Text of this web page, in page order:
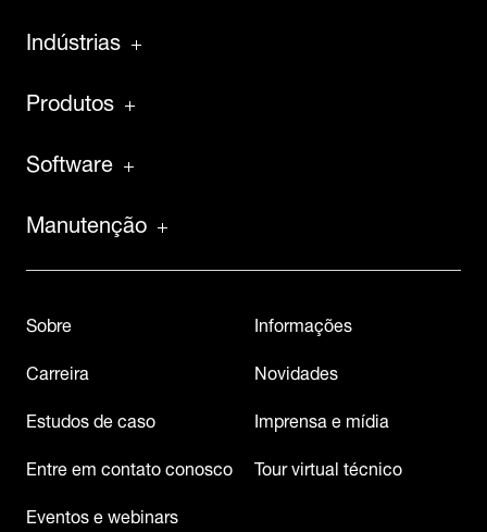
Indústrias
Produtos
Software
Manutenção
Sobre
Carreira
Estudos de caso
Entre em contato conosco
Eventos e webinars
Informações
Novidades
Imprensa e mídia
Tour virtual técnico